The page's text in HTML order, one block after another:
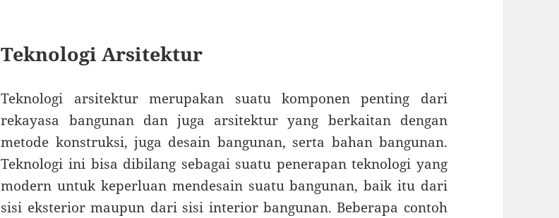
Teknologi Arsitektur
Teknologi arsitektur merupakan suatu komponen penting dari
rekayasa bangunan dan juga arsitektur yang berkaitan dengan
metode konstruksi, juga desain bangunan, serta bahan bangunan.
Teknologi ini bisa dibilang sebagai suatu penerapan teknologi yang
modern untuk keperluan mendesain suatu bangunan, baik itu dari
sisi eksterior maupun dari sisi interior bangunan. Beberapa contoh